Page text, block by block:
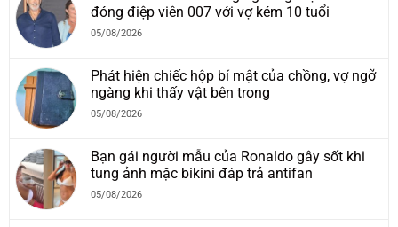
đóng điệp viên 007 với vợ kém 10 tuổi
05/08/2026
Phát hiện chiếc hộp bí mật của chồng, vợ ngỡ
ngàng khi thấy vật bên trong
05/08/2026
Bạn gái người mẫu của Ronaldo gây sốt khi
tung ảnh mặc bikini đáp trả antifan
05/08/2026